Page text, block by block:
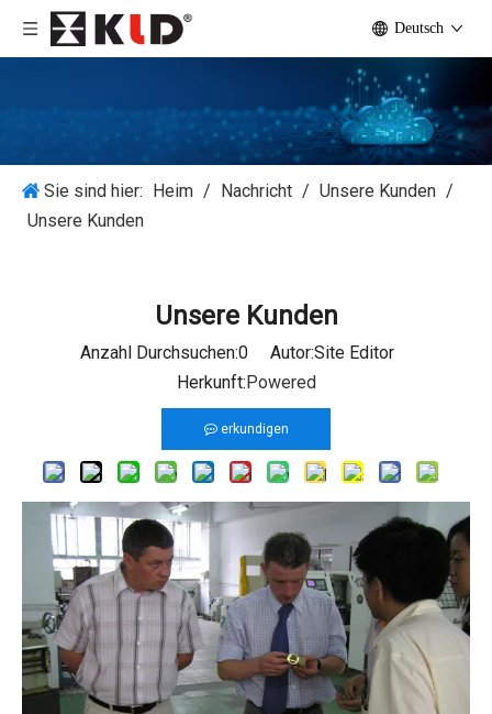
Deutsch
Sie sind hier: Heim / Nachricht / Unsere Kunden /
Unsere Kunden
Unsere Kunden
Anzahl Durchsuchen:0 Autor:Site Editor
Herkunft:Powered
erkundigen